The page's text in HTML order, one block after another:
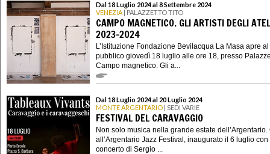
Dal 18 Luglio 2024 al 8 Settembre 2024
VENEZIA | PALAZZETTO TITO
CAMPO MAGNETICO. GLI ARTISTI DEGLI
2023-2024
L’Istituzione Fondazione Bevilacqua La Masa apre al
pubblico giovedì 18 luglio alle ore 18, presso
Campo magnetico. Gli a...
Dal 18 Luglio 2024 al 20 Luglio 2024
MONTE ARGENTARIO | SEDI VARIE
FESTIVAL DEL CARAVAGGIO
Non solo musica nella grande estate dell’Argentario.
all’Argentario Jazz Festival, inaugurato il 6 luglio con
concerto di Sergio ...